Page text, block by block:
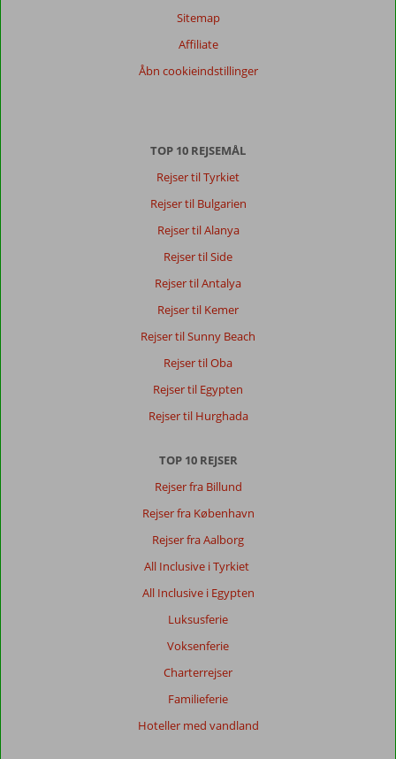
Sitemap
Affiliate
Åbn cookieindstillinger
TOP 10 REJSEMÅL
Rejser til Tyrkiet
Rejser til Bulgarien
Rejser til Alanya
Rejser til Side
Rejser til Antalya
Rejser til Kemer
Rejser til Sunny Beach
Rejser til Oba
Rejser til Egypten
Rejser til Hurghada
TOP 10 REJSER
Rejser fra Billund
Rejser fra København
Rejser fra Aalborg
All Inclusive i Tyrkiet
All Inclusive i Egypten
Luksusferie
Voksenferie
Charterrejser
Familieferie
Hoteller med vandland